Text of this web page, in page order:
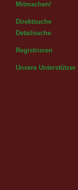
Mitmachen!
Direktsuche
Detailsuche
Registrieren
Unsere Unterstützer